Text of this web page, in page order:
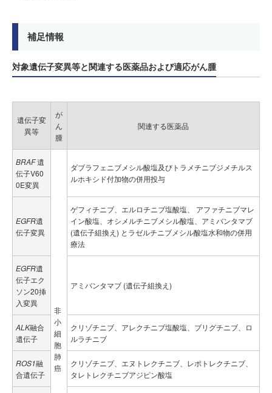
補足情報
対象遺伝子変異等と関連する医薬品および適応がん腫
遺伝子変
異等
が
ん
腫
関連する医薬品
BRAF遺
伝子V60
0E変異
非
小
細
胞
肺
癌
ダブラフェニブメシル酸塩及びトラメチニブジメチルス
ルホキシド付加物の併用投与
EGFR遺
伝子変異
ゲフィチニブ、エルロチニブ塩酸塩、 アファチニブマレ
イン酸塩、オシメルチニブメシル酸塩、アミバンタマブ
(遺伝子組換え) とラゼルチニブメシル酸塩水和物の併用
療法
EGFR遺
伝子エク
ソン20挿
入変異
アミバンタマブ (遺伝子組換え)
ALK融合
遺伝子
クリゾチニブ、アレクチニブ塩酸塩、ブリグチニブ、ロ
ルラチニブ
ROS1融
合遺伝子
クリゾチニブ、エヌトレクチニブ、レポトレクチニブ、
タレトレクチニブアジピン酸塩